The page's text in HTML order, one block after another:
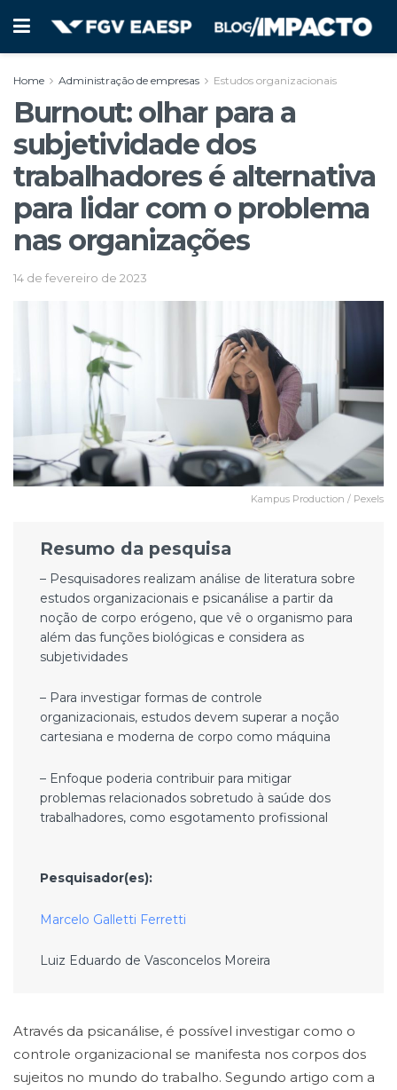
Home Administração de empresas Estudos organizacionais
Burnout: olhar para a
subjetividade dos
trabalhadores é alternativa
para lidar com o problema
nas organizações
14 de fevereiro de 2023
Kampus Production / Pexels
Resumo da pesquisa
– Pesquisadores realizam análise de literatura sobre
estudos organizacionais e psicanálise a partir da
noção de corpo erógeno, que vê o organismo para
além das funções biológicas e considera as
subjetividades
– Para investigar formas de controle
organizacionais, estudos devem superar a noção
cartesiana e moderna de corpo como máquina
– Enfoque poderia contribuir para mitigar
problemas relacionados sobretudo à saúde dos
trabalhadores, como esgotamento profissional
Pesquisador(es):
Marcelo Galletti Ferretti
Luiz Eduardo de Vasconcelos Moreira
Através da psicanálise, é possível investigar como o
controle organizacional se manifesta nos corpos dos
sujeitos no mundo do trabalho. Segundo artigo com a